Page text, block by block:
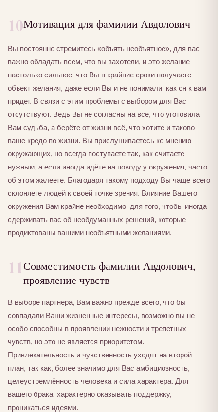
10Мотивация для фамилии Авдолович
Вы постоянно стремитесь «объять необъятное», для вас
важно обладать всем, что вы захотели, и это желание
настолько сильное, что Вы в крайние сроки получаете
объект желания, даже если Вы и не понимали, как он к вам
придет. В связи с этим проблемы с выбором для Вас
отсутствуют. Ведь Вы не согласны на все, что уготовила
Вам судьба, а берёте от жизни всё, что хотите и таково
ваше кредо по жизни. Вы прислушиваетесь ко мнению
окружающих, но всегда поступаете так, как считаете
нужным, а если иногда идёте на поводу у окружения, часто
об этом жалеете. Благодаря такому подходу Вы чаще всего
склоняете людей к своей точке зрения. Влияние Вашего
окружения Вам крайне необходимо, для того, чтобы иногда
сдерживать вас об необдуманных решений, которые
продиктованы вашими необъятными желаниями.
11Совместимость фамилии Авдолович,
проявление чувств
В выборе партнёра, Вам важно прежде всего, что бы
совпадали Ваши жизненные интересы, возможно вы не
особо способны в проявлении нежности и трепетных
чувств, но это не является приоритетом.
Привлекательность и чувственность уходят на второй
план, так как, более значимо для Вас амбициозность,
целеустремлённость человека и сила характера. Для
вашего брака, характерно оказывать поддержку,
проникаться идеями.